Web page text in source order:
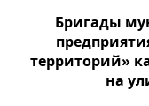
Бригады
территорий»
на